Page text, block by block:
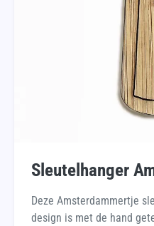
Sleutelhanger
Deze Amsterdammertje
design is met de hand